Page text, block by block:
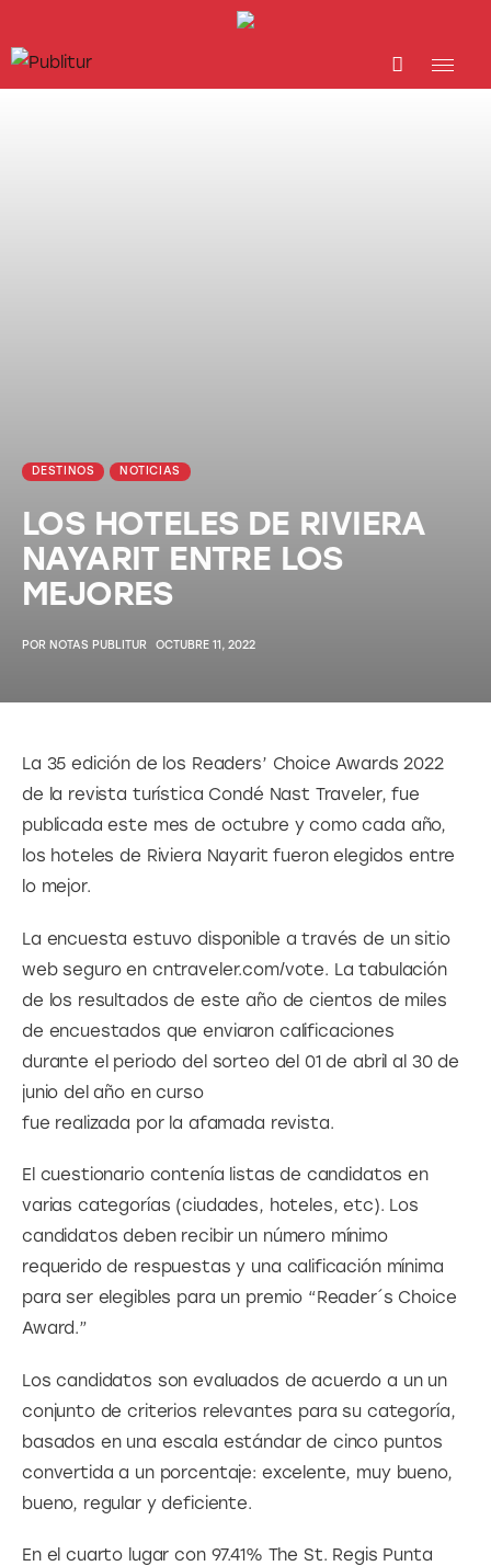
INICIO
DESTINOS NOTICIAS
LOS HOTELES DE RIVIERA
NAYARIT ENTRE LOS
MEJORES
POR NOTAS PUBLITUR OCTUBRE 11, 2022
La 35 edición de los Readers’ Choice Awards 2022
de la revista turística Condé Nast Traveler, fue
publicada este mes de octubre y como cada año,
los hoteles de Riviera Nayarit fueron elegidos entre
lo mejor.
La encuesta estuvo disponible a través de un sitio
web seguro en cntraveler.com/vote. La tabulación
de los resultados de este año de cientos de miles
de encuestados que enviaron calificaciones
durante el periodo del sorteo del 01 de abril al 30 de
junio del año en curso
fue realizada por la afamada revista.
El cuestionario contenía listas de candidatos en
varias categorías (ciudades, hoteles, etc). Los
candidatos deben recibir un número mínimo
requerido de respuestas y una calificación mínima
para ser elegibles para un premio “Reader´s Choice
Award.”
Los candidatos son evaluados de acuerdo a un un
conjunto de criterios relevantes para su categoría,
basados en una escala estándar de cinco puntos
convertida a un porcentaje: excelente, muy bueno,
bueno, regular y deficiente.
En el cuarto lugar con 97.41% The St. Regis Punta